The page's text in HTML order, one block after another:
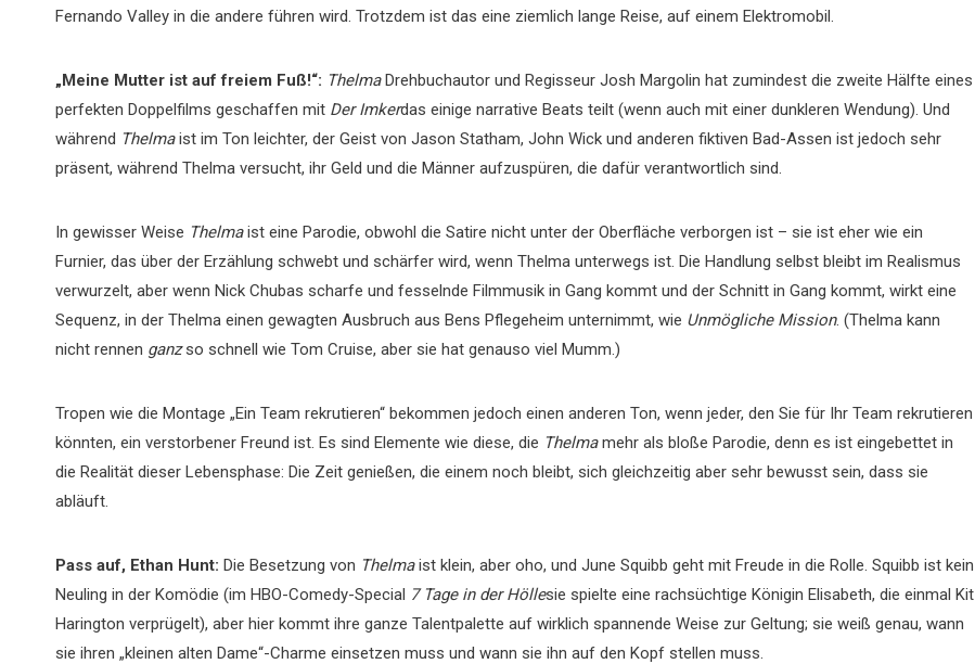
Fernando Valley in die andere führen wird. Trotzdem ist das eine ziemlich lange Reise, auf einem Elektromobil.
„Meine Mutter ist auf freiem Fuß!“: ThelmaDrehbuchautor und Regisseur Josh Margolin hat zumindest die zweite Hälfte eines
perfekten Doppelfilms geschaffen mit Der Imkerdas einige narrative Beats teilt (wenn auch mit einer dunkleren Wendung). Und
während Thelmaist im Ton leichter, der Geist von Jason Statham, John Wick und anderen fiktiven Bad-Assen ist jedoch sehr
präsent, während Thelma versucht, ihr Geld und die Männer aufzuspüren, die dafür verantwortlich sind.
In gewisser Weise Thelmaist eine Parodie, obwohl die Satire nicht unter der Oberfläche verborgen ist – sie ist eher wie ein
Furnier, das über der Erzählung schwebt und schärfer wird, wenn Thelma unterwegs ist. Die Handlung selbst bleibt im Realismus
verwurzelt, aber wenn Nick Chubas scharfe und fesselnde Filmmusik in Gang kommt und der Schnitt in Gang kommt, wirkt eine
Sequenz, in der Thelma einen gewagten Ausbruch aus Bens Pflegeheim unternimmt, wie Unmögliche Mission. (Thelma kann
nicht rennen ganzso schnell wie Tom Cruise, aber sie hat genauso viel Mumm.)
Tropen wie die Montage „Ein Team rekrutieren“ bekommen jedoch einen anderen Ton, wenn jeder, den Sie für Ihr Team rekrutieren
könnten, ein verstorbener Freund ist. Es sind Elemente wie diese, die Thelmamehr als bloße Parodie, denn es ist eingebettet in
die Realität dieser Lebensphase: Die Zeit genießen, die einem noch bleibt, sich gleichzeitig aber sehr bewusst sein, dass sie
abläuft.
Pass auf, Ethan Hunt: Die Besetzung von Thelmaist klein, aber oho, und June Squibb geht mit Freude in die Rolle. Squibb ist kein
Neuling in der Komödie (im HBO-Comedy-Special 7 Tage in der Höllesie spielte eine rachsüchtige Königin Elisabeth, die einmal Kit
Harington verprügelt), aber hier kommt ihre ganze Talentpalette auf wirklich spannende Weise zur Geltung; sie weiß genau, wann
sie ihren „kleinen alten Dame“-Charme einsetzen muss und wann sie ihn auf den Kopf stellen muss.